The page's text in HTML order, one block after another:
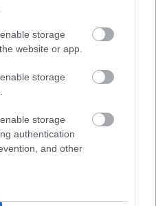
storage
website or app.
storage
storage
authentication
and other
και μάθετε
Ελλάδα και τον κόσμο.